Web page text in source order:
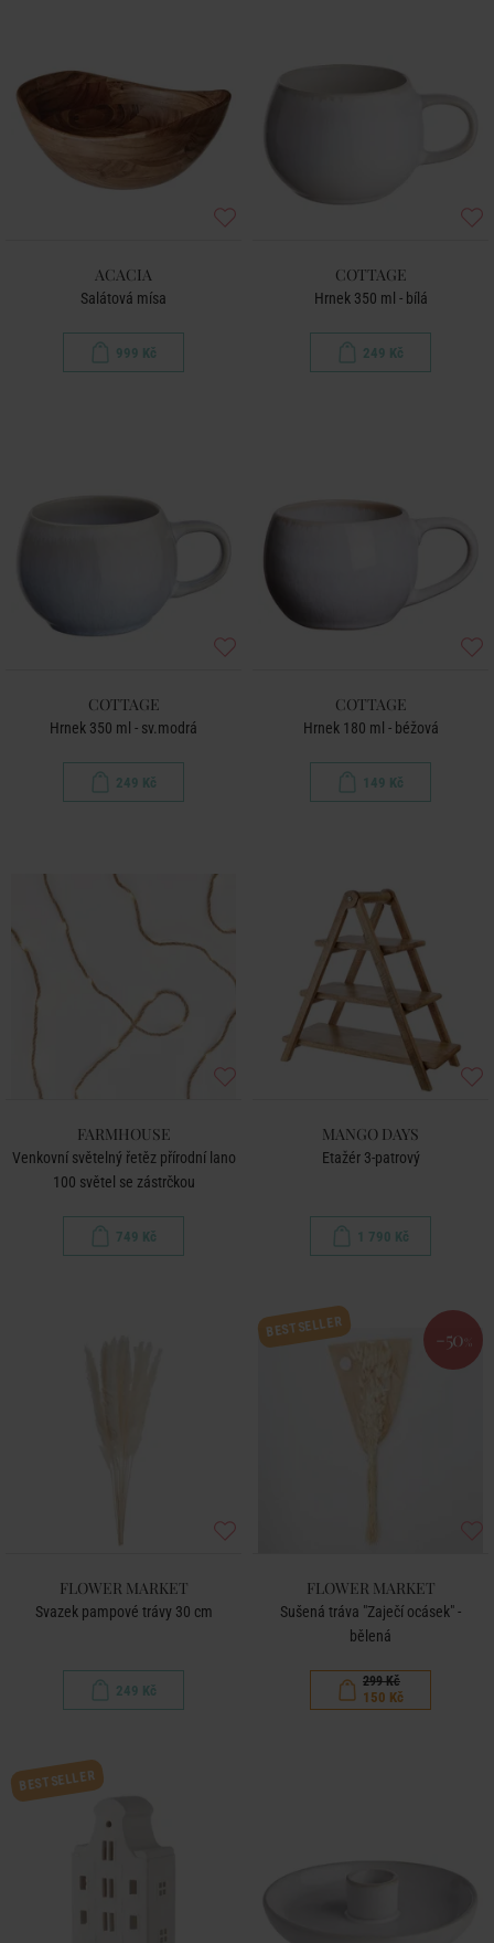
ACACIA
Salátová mísa
999 Kč
COTTAGE
Hrnek 350 ml - bílá
249 Kč
COTTAGE
Hrnek 350 ml - sv.modrá
249 Kč
COTTAGE
Hrnek 180 ml - béžová
149 Kč
FARMHOUSE
Venkovní světelný řetěz přírodní lano
100 světel se zástrčkou
749 Kč
MANGO DAYS
Etažér 3-patrový
1 790 Kč
FLOWER MARKET
Svazek pampové trávy 30 cm
249 Kč
BESTSELLER -50 %
FLOWER MARKET
Sušená tráva "Zaječí ocásek" -
bělená
299 Kč
150 Kč
BESTSELLER